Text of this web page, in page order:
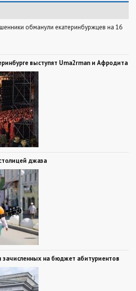
обманули екатеринбуржцев на 16
выступят Uma2rman и Афродита
джаза
зачисленных на бюджет абитуриентов